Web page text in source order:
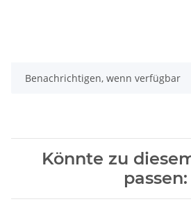
Benachrichtigen, wenn verfügbar
Könnte zu
passen: